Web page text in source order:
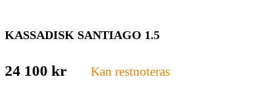
KASSADISK SANTIAGO 1.5
24 100 kr Kan restnoteras